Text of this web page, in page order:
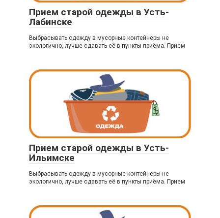
Прием старой одежды в Усть-
Лабинске
Выбрасывать одежду в мусорные контейнеры не
экологично, лучше сдавать её в пункты приёма. Прием
Прием старой одежды в Усть-
Ильимске
Выбрасывать одежду в мусорные контейнеры не
экологично, лучше сдавать её в пункты приёма. Прием